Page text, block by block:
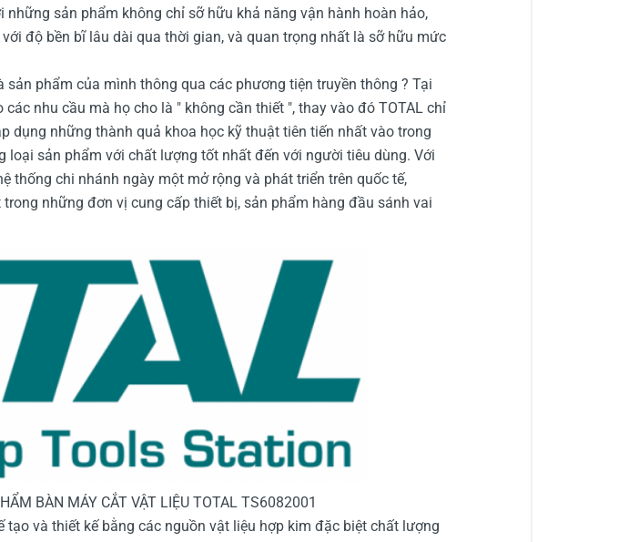
sản phẩm không chỉ sỡ hữu khả năng vận hành hoàn hảo,
độ bền bĩ lâu dài qua thời gian, và quan trọng nhất là sỡ hữu mức
phẩm của mình thông qua các phương tiện truyền thông ? Tại
nhu cầu mà họ cho là " không cần thiết ", thay vào đó TOTAL chỉ
dụng những thành quả khoa học kỹ thuật tiên tiến nhất vào trong
sản phẩm với chất lượng tốt nhất đến với người tiêu dùng. Với
thống chi nhánh ngày một mở rộng và phát triển trên quốc tế,
những đơn vị cung cấp thiết bị, sản phẩm hàng đầu sánh vai
BÀN MÁY CẮT VẬT LIỆU TOTAL TS6082001
và thiết kế bằng các nguồn vật liệu hợp kim đặc biệt chất lượng